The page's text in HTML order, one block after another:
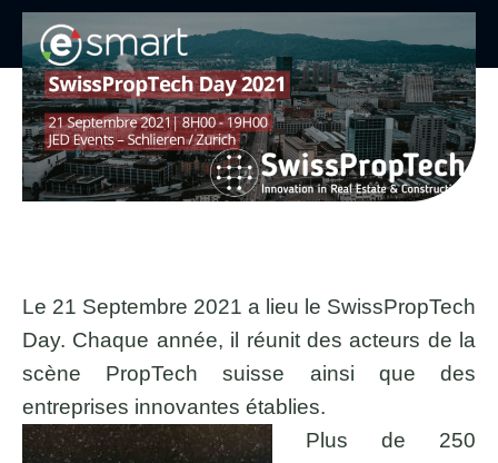
Le 21 Septembre 2021 a lieu le SwissPropTech
Day. Chaque année, il réunit des acteurs de la
scène PropTech suisse ainsi que des
entreprises innovantes établies.
Plus de 250